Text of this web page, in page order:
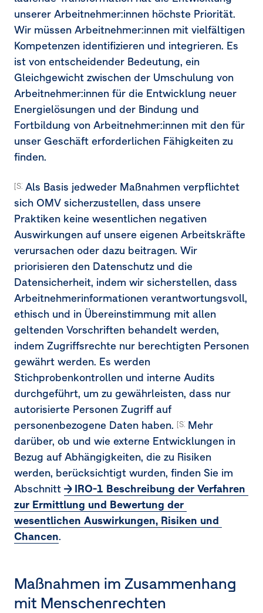
unserer Arbeitnehmer:innen höchste Priorität.
Wir müssen Arbeitnehmer:innen mit vielfältigen
Kompetenzen identifizieren und integrieren. Es
ist von entscheidender Bedeutung, ein
Gleichgewicht zwischen der Umschulung von
Arbeitnehmer:innen für die Entwicklung neuer
Energielösungen und der Bindung und
Fortbildung von Arbeitnehmer:innen mit den für
unser Geschäft erforderlichen Fähigkeiten zu
finden.
[S1-4.41]
Als Basis jedweder Maßnahmen verpflichtet
sich OMV sicherzustellen, dass unsere
Praktiken keine wesentlichen negativen
Auswirkungen auf unsere eigenen Arbeitskräfte
verursachen oder dazu beitragen. Wir
priorisieren den Datenschutz und die
Datensicherheit, indem wir sicherstellen, dass
Arbeitnehmerinformationen verantwortungsvoll,
ethisch und in Übereinstimmung mit allen
geltenden Vorschriften behandelt werden,
indem Zugriffsrechte nur berechtigten Personen
gewährt werden. Es werden
Stichprobenkontrollen und interne Audits
durchgeführt, um zu gewährleisten, dass nur
autorisierte Personen Zugriff auf
personenbezogene Daten haben. [S1‑4.AR 45]
Mehr
darüber, ob und wie externe Entwicklungen in
Bezug auf Abhängigkeiten, die zu Risiken
werden, berücksichtigt wurden, finden Sie im
Abschnitt
IRO-1 Beschreibung der Verfahren
zur Ermittlung und Bewertung der
wesentlichen Auswirkungen, Risiken und
Chancen.
Maßnahmen im Zusammenhang
mit Menschenrechten